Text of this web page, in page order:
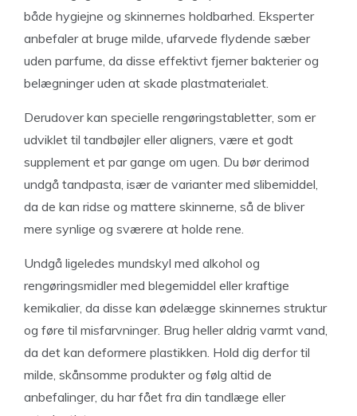
både hygiejne og skinnernes holdbarhed. Eksperter
anbefaler at bruge milde, ufarvede flydende sæber
uden parfume, da disse effektivt fjerner bakterier og
belægninger uden at skade plastmaterialet.
Derudover kan specielle rengøringstabletter, som er
udviklet til tandbøjler eller aligners, være et godt
supplement et par gange om ugen. Du bør derimod
undgå tandpasta, især de varianter med slibemiddel,
da de kan ridse og mattere skinnerne, så de bliver
mere synlige og sværere at holde rene.
Undgå ligeledes mundskyl med alkohol og
rengøringsmidler med blegemiddel eller kraftige
kemikalier, da disse kan ødelægge skinnernes struktur
og føre til misfarvninger. Brug heller aldrig varmt vand,
da det kan deformere plastikken. Hold dig derfor til
milde, skånsomme produkter og følg altid de
anbefalinger, du har fået fra din tandlæge eller